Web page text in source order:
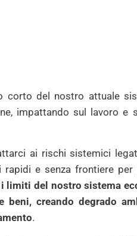
corto del nostro attuale
impattando sul lavoro e
ai rischi sistemici
e senza frontiere per
limiti del nostro sistema
creando degrado
.